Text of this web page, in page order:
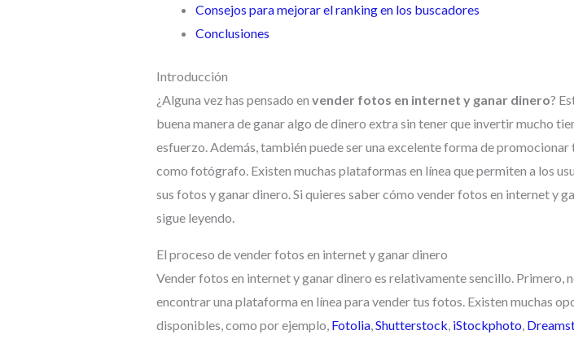
Consejos para mejorar el ranking en los buscadores
Conclusiones
Introducción
¿Alguna vez has pensado en vender fotos en internet y ganar dinero?
buena manera de ganar algo de dinero extra sin tener que invertir mucho
esfuerzo. Además, también puede ser una excelente forma de
como fotógrafo. Existen muchas plataformas en línea que permiten a los
sus fotos y ganar dinero. Si quieres saber cómo vender fotos en internet y
sigue leyendo.
El proceso de vender fotos en internet y ganar dinero
Vender fotos en internet y ganar dinero es relativamente sencillo. Primero,
encontrar una plataforma en línea para vender tus fotos. Existen muchas
disponibles, como por ejemplo, Fotolia Shutterstock iStockphoto